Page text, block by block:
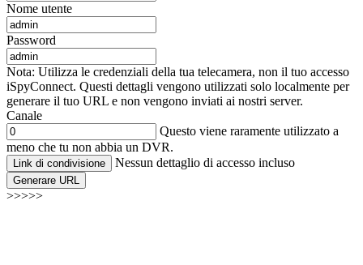
Nome utente
Password
Nota: Utilizza le credenziali della tua telecamera, non il tuo accesso
iSpyConnect. Questi dettagli vengono utilizzati solo localmente per
generare il tuo URL e non vengono inviati ai nostri server.
Canale
Questo viene raramente utilizzato a
meno che tu non abbia un DVR.
Link di condivisione Nessun dettaglio di accesso incluso
Generare URL
>>>>>